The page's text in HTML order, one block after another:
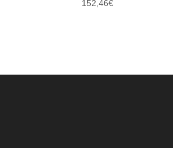
152,46€